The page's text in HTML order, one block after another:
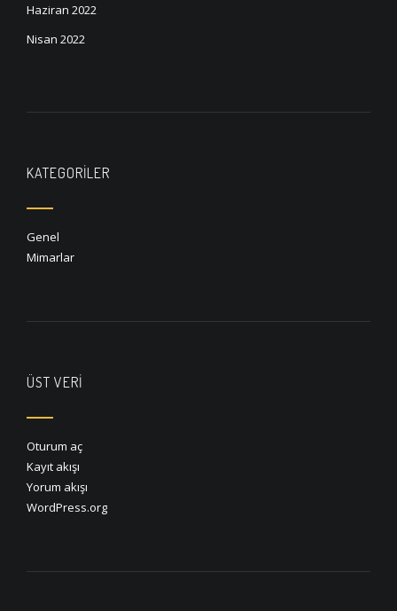
Haziran 2022
Nisan 2022
KATEGORILER
Genel
Mimarlar
ÜST VERI
Oturum aç
Kayıt akışı
Yorum akışı
WordPress.org